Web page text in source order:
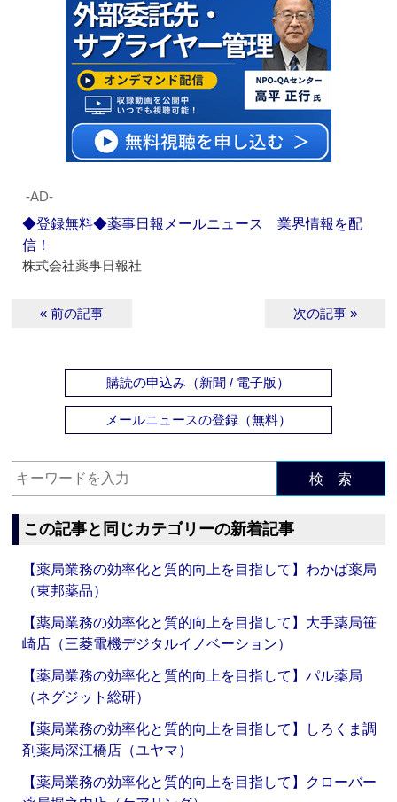
‐AD‐
◆登録無料◆薬事日報メールニュース 業界情報を配
信！
株式会社薬事日報社
« 前の記事 次の記事 »
購読の申込み（新聞 / 電子版）
メールニュースの登録（無料）
検 索
この記事と同じカテゴリーの新着記事
【薬局業務の効率化と質的向上を目指して】わかば薬局
（東邦薬品）
【薬局業務の効率化と質的向上を目指して】大手薬局笹
崎店（三菱電機デジタルイノベーション）
【薬局業務の効率化と質的向上を目指して】パル薬局
（ネグジット総研）
【薬局業務の効率化と質的向上を目指して】しろくま調
剤薬局深江橋店（ユヤマ）
【薬局業務の効率化と質的向上を目指して】クローバー